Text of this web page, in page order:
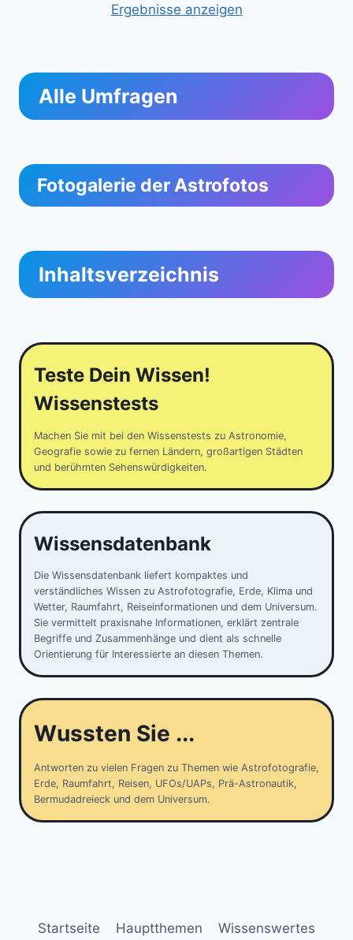
Ergebnisse anzeigen
Alle Umfragen
Fotogalerie der Astrofotos
Inhaltsverzeichnis
Teste Dein Wissen!
Wissenstests
Machen Sie mit bei den Wissenstests zu Astronomie,
Geografie sowie zu fernen Ländern, großartigen Städten
und berühmten Sehenswürdigkeiten.
Wissensdatenbank
Die Wissensdatenbank liefert kompaktes und
verständliches Wissen zu Astrofotografie, Erde, Klima und
Wetter, Raumfahrt, Reiseinformationen und dem Universum.
Sie vermittelt praxisnahe Informationen, erklärt zentrale
Begriffe und Zusammenhänge und dient als schnelle
Orientierung für Interessierte an diesen Themen.
Wussten Sie ...
Antworten zu vielen Fragen zu Themen wie Astrofotografie,
Erde, Raumfahrt, Reisen, UFOs/UAPs, Prä-Astronautik,
Bermudadreieck und dem Universum.
Startseite Hauptthemen Wissenswertes